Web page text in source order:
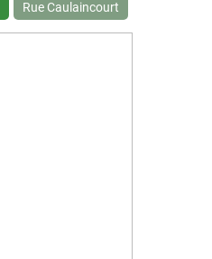
Rue Caulaincourt